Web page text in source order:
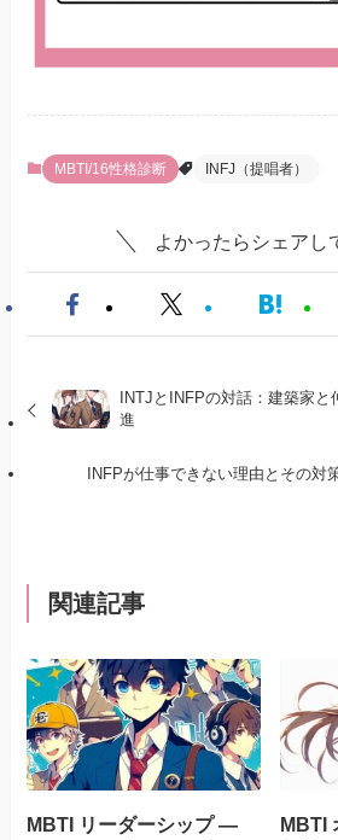
MBTI/16性格診断 INFJ（提唱者）
よかったらシェアし
INTJとINFPの対話：建築家
進
INFPが仕事できない理由とその対
関連記事
MBTI リーダーシップ —
MBTI